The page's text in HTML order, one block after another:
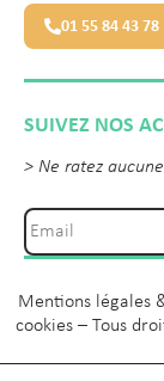
01 55 84 43 78
SUIVEZ NOS
> Ne ratez
Mentions légales
cookies – Tous